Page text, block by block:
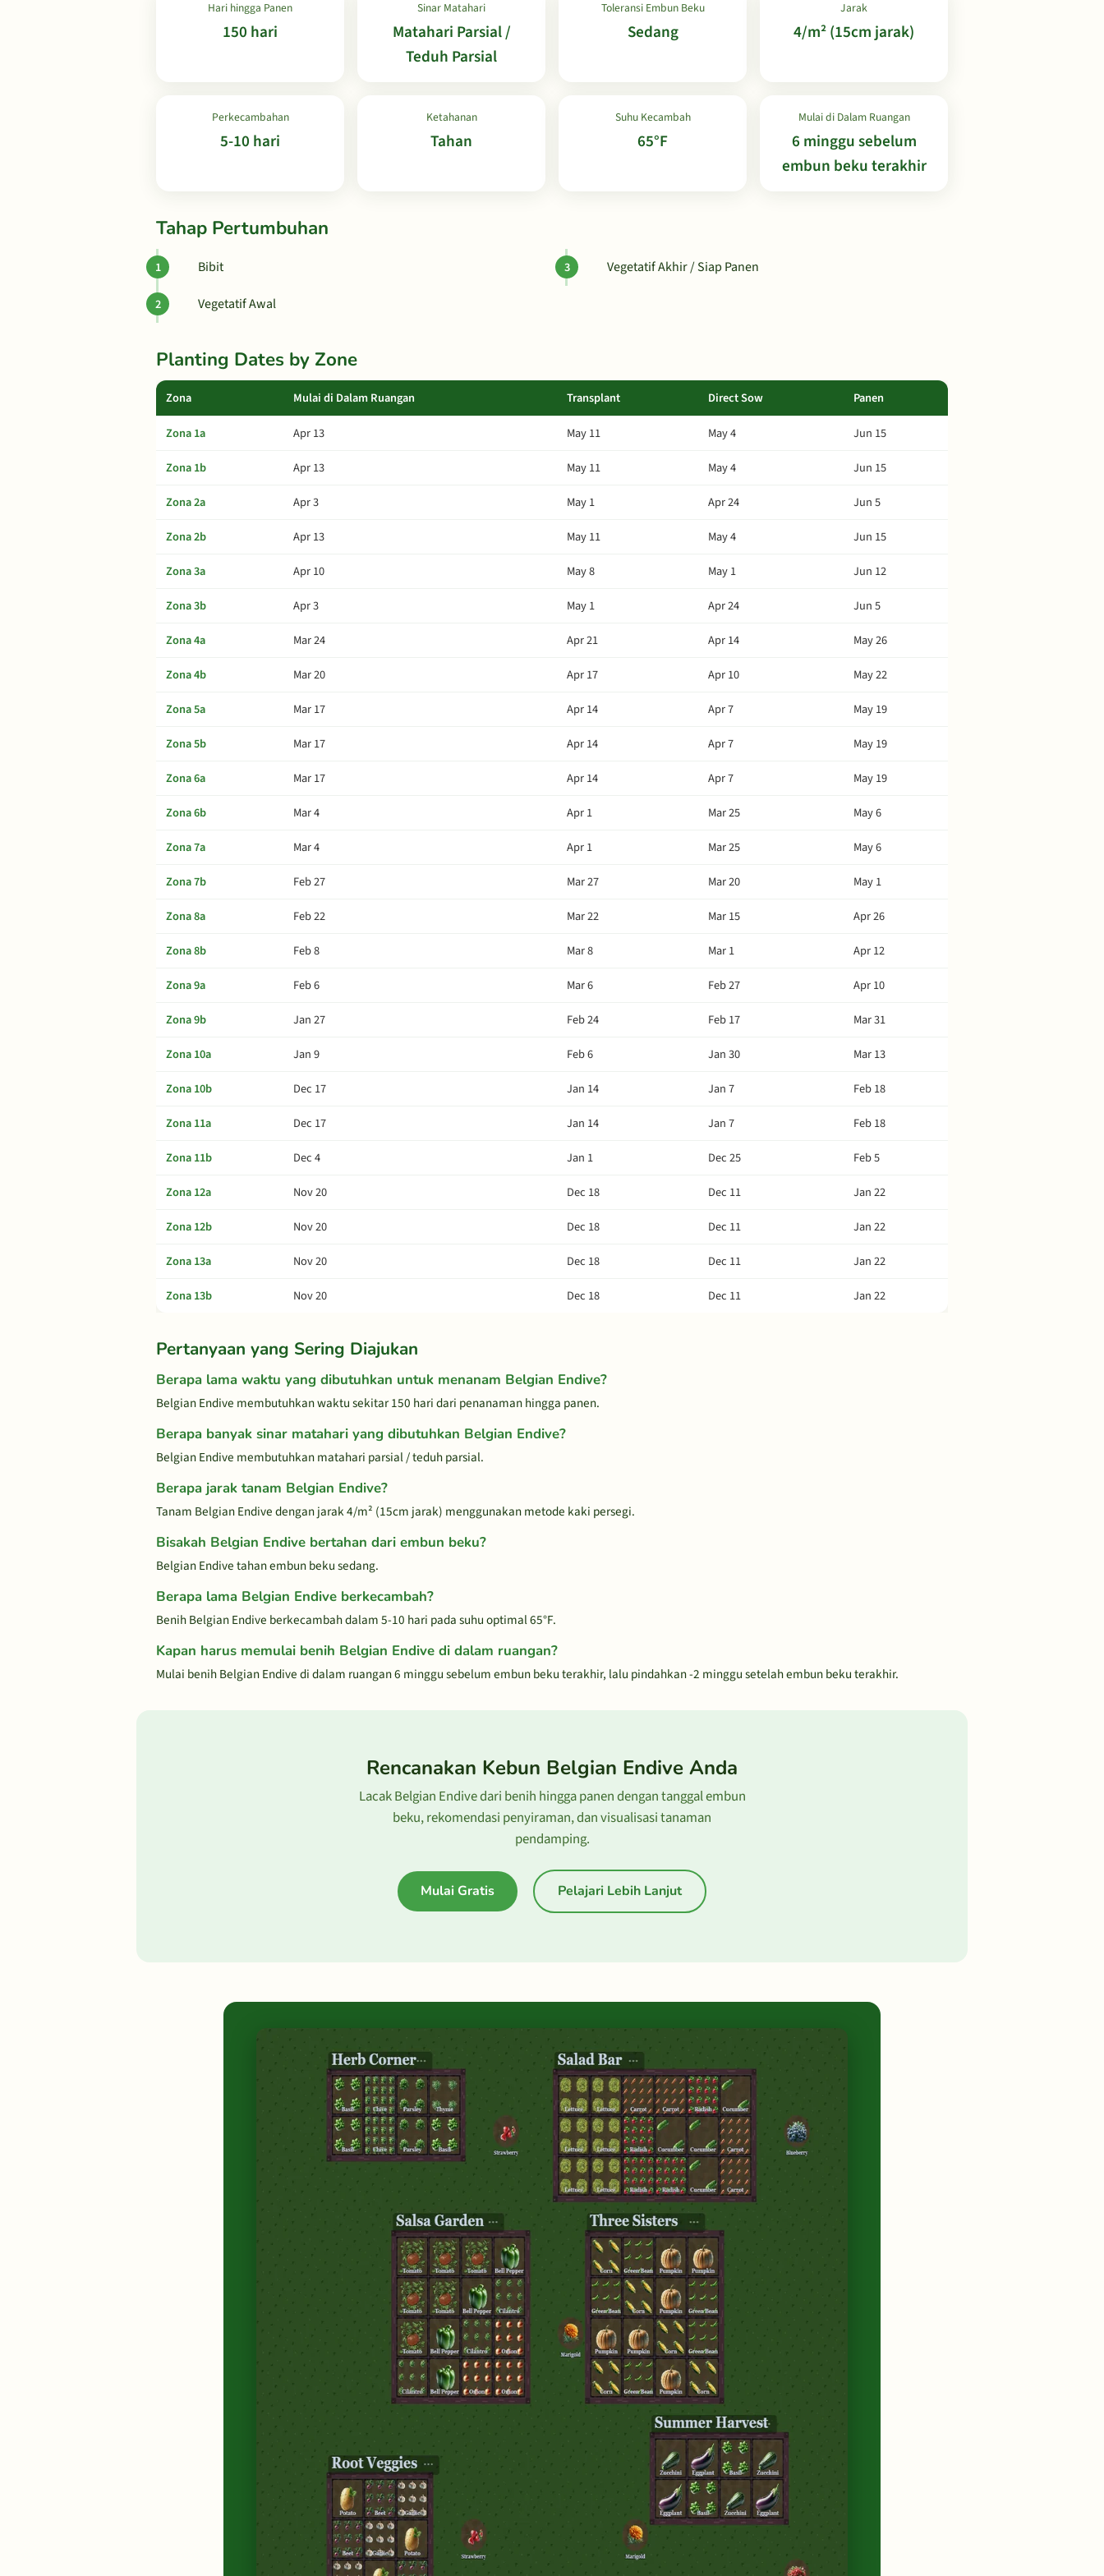
Hari hingga Panen
150 hari
Sinar Matahari
Matahari Parsial /
Teduh Parsial
Toleransi Embun Beku
Sedang
Jarak
4/m² (15cm jarak)
Perkecambahan
5-10 hari
Ketahanan
Tahan
Suhu Kecambah
65°F
Mulai di Dalam Ruangan
6 minggu sebelum
embun beku terakhir
Tahap Pertumbuhan
Bibit
Vegetatif Awal
Vegetatif Akhir / Siap Panen
Planting Dates by Zone
Zona Mulai di Dalam Ruangan Transplant Direct Sow Panen
Zona 1a Apr 13 May 11 May 4
Jun 15
Zona 1b
Apr 13 May 11 May 4
Jun 15
Zona 2a
Apr 3 May 1 Apr 24
Jun 5
Zona 2b
Apr 13 May 11 May 4
Jun 15
Zona 3a
Apr 10 May 8 May 1
Jun 12
Zona 3b
Apr 3 May 1 Apr 24
Jun 5
Zona 4a
Mar 24 Apr 21 Apr 14
May 26
Zona 4b
Mar 20 Apr 17 Apr 10
May 22
Zona 5a
Mar 17 Apr 14 Apr 7
May 19
Zona 5b
Mar 17 Apr 14 Apr 7
May 19
Zona 6a
Mar 17 Apr 14 Apr 7
May 19
Zona 6b
Mar 4 Apr 1 Mar 25
May 6
Zona 7a
Mar 4 Apr 1 Mar 25
May 6
Zona 7b
Feb 27 Mar 27 Mar 20
May 1
Zona 8a
Feb 22 Mar 22 Mar 15
Apr 26
Zona 8b
Feb 8 Mar 8 Mar 1
Apr 12
Zona 9a
Feb 6 Mar 6 Feb 27
Apr 10
Zona 9b
Jan 27 Feb 24 Feb 17
Mar 31
Zona 10a
Jan 9 Feb 6 Jan 30
Mar 13
Zona 10b
Dec 17 Jan 14 Jan 7
Feb 18
Zona 11a
Dec 17 Jan 14 Jan 7
Feb 18
Zona 11b
Dec 4 Jan 1 Dec 25
Feb 5
Zona 12a
Nov 20 Dec 18 Dec 11
Jan 22
Zona 12b
Nov 20 Dec 18 Dec 11
Jan 22
Zona 13a
Nov 20 Dec 18 Dec 11
Jan 22
Zona 13b
Nov 20 Dec 18 Dec 11 Jan 22
Pertanyaan yang Sering Diajukan
Berapa lama waktu yang dibutuhkan untuk menanam Belgian Endive?
Belgian Endive membutuhkan waktu sekitar 150 hari dari penanaman hingga panen.
Berapa banyak sinar matahari yang dibutuhkan Belgian Endive?
Belgian Endive membutuhkan matahari parsial / teduh parsial.
Berapa jarak tanam Belgian Endive?
Tanam Belgian Endive dengan jarak 4/m² (15cm jarak) menggunakan metode kaki persegi.
Bisakah Belgian Endive bertahan dari embun beku?
Belgian Endive tahan embun beku sedang.
Berapa lama Belgian Endive berkecambah?
Benih Belgian Endive berkecambah dalam 5-10 hari pada suhu optimal 65°F.
Kapan harus memulai benih Belgian Endive di dalam ruangan?
Mulai benih Belgian Endive di dalam ruangan 6 minggu sebelum embun beku terakhir, lalu pindahkan -2 minggu setelah embun beku terakhir.
Rencanakan Kebun Belgian Endive Anda
Lacak Belgian Endive dari benih hingga panen dengan tanggal embun
beku, rekomendasi penyiraman, dan visualisasi tanaman
pendamping.
Mulai Gratis Pelajari Lebih Lanjut